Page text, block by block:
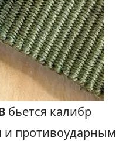
бьется калибр
и противоударным